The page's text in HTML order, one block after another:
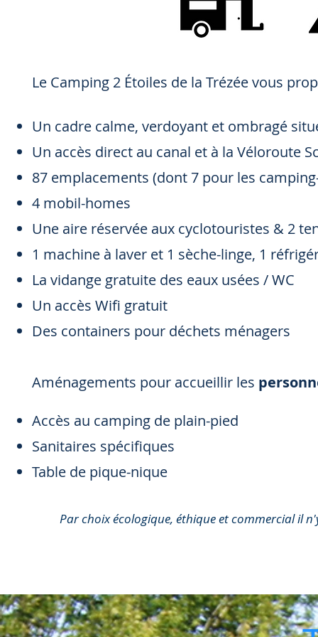
Le Camping 2 Étoiles de la Trézée vous
Un cadre calme, verdoyant et ombragé
Un accès direct au canal et à la Véloroute
87 emplacements (dont 7 pour les
4 mobil-homes
Une aire réservée aux cyclotouristes & 2
1 machine à laver et 1 sèche-linge, 1
La vidange gratuite des eaux usées / WC
Un accès Wifi gratuit
Des containers pour déchets ménagers
Aménagements pour accueillir les
Accès au camping de plain-pied
Sanitaires spécifiques
Table de pique-nique
Par choix écologique, éthique et commercial il